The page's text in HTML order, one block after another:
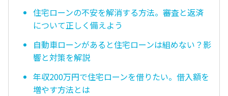
住宅ローンの不安を解消する方法。審査と返済
について正しく備えよう
自動車ローンがあると住宅ローンは組めない？影
響と対策を解説
年収200万円で住宅ローンを借りたい。借入額を
増やす方法とは